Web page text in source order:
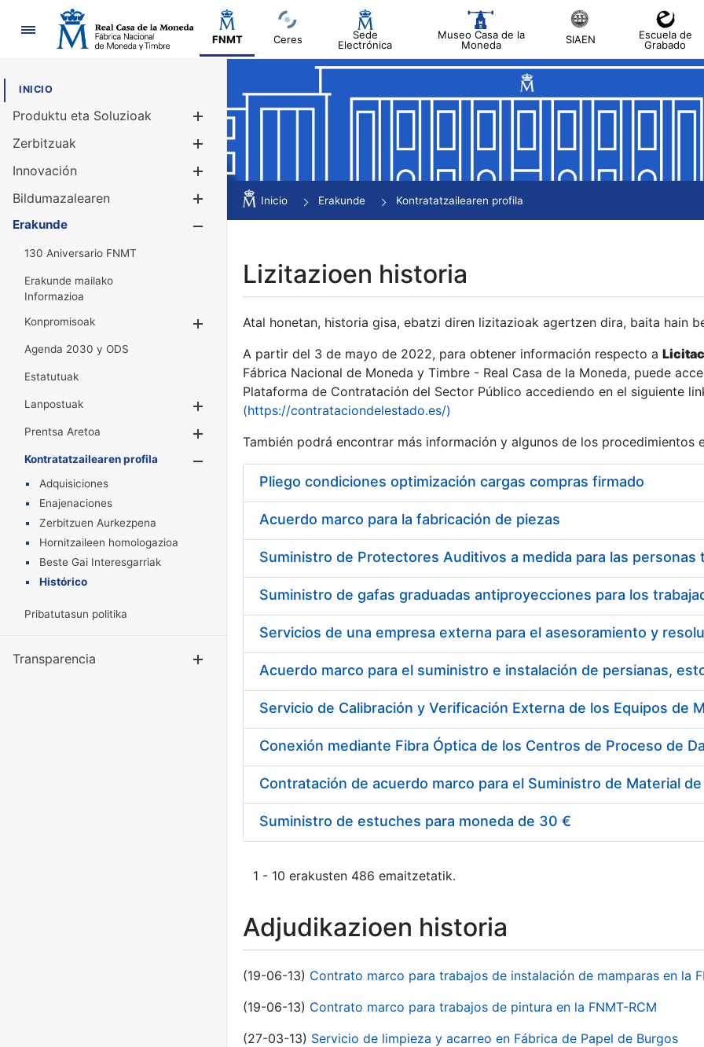
Nabigazioa
FNMT Ceres
Sede
Electrónica
Museo Casa de la
Moneda
SIAEN
Escuela de
Grabado
INICIO
Produktu eta Soluzioak
Erakutsi/Ezkutatu
Zerbitzuak
Innovación
Bildumazalearen
Erakutsi/Ezkutatu
Erakunde
130 Aniversario FNMT
Erakunde mailako
Informazioa
Konpromisoak
Erakutsi/Ezkutatu
Agenda 2030 y ODS
Estatutuak
Lanpostuak
Erakutsi/Ezkutatu
Prentsa Aretoa
Erakutsi/Ezkutatu
Kontratatzailearen profila
Erakutsi/Ezkutatu
Adquisiciones
Enajenaciones
Zerbitzuen Aurkezpena
Hornitzaileen homologazioa
Beste Gai Interesgarriak
Histórico
Pribatutasun politika
Transparencia Erakutsi/Ezkutatu
Inicio Erakunde Kontratatzailearen profila
Lizitazioen historia
Atal honetan, historia gisa, ebatzi diren lizitazioak agertzen dira, baita hain
A partir del 3 de mayo de 2022, para obtener información respecto a
Fábrica Nacional de Moneda y Timbre - Real Casa de la Moneda, puede
Plataforma de Contratación del Sector Público accediendo en el siguiente
(https://contrataciondelestado.es/)
También podrá encontrar más información y algunos de los procedimientos
Pliego condiciones optimización cargas compras firmado
Acuerdo marco para la fabricación de piezas
Acuerdo marco para el suministro e instalación de persianas,
Suministro de estuches para moneda de 30 €
1 - 10 erakusten 486 emaitzetatik.
Adjudikazioen historia
(19-06-13) Contrato marco para trabajos de instalación de mamparas en la
(19-06-13) Contrato marco para trabajos de pintura en la FNMT-RCM
(27-03-13) Servicio de limpieza y acarreo en Fábrica de Papel de Burgos